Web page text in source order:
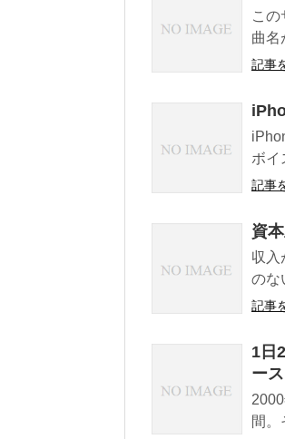
この
曲名
記事
ボイ
記事
資
収入
のな
記事
1日
ー
間。